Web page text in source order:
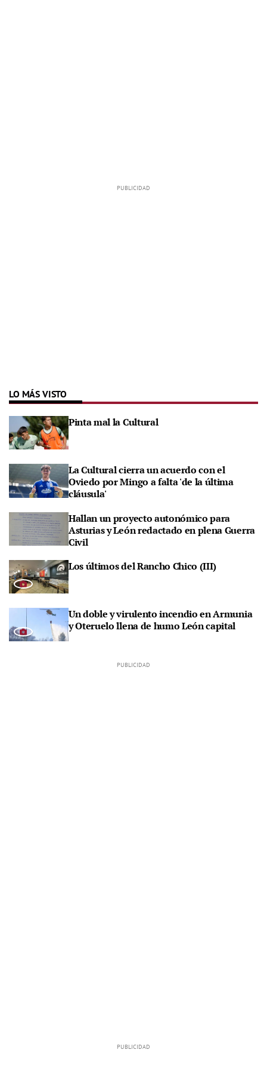
LO MÁS VISTO
Pinta mal la Cultural
La Cultural cierra un acuerdo con el
Oviedo por Mingo a falta 'de la última
cláusula'
Hallan un proyecto autonómico para
Asturias y León redactado en plena Guerra
Civil
Los últimos del Rancho Chico (III)
Un doble y virulento incendio en Armunia
y Oteruelo llena de humo León capital